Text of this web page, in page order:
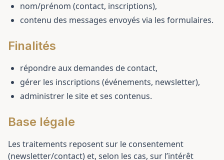
nom/prénom (contact, inscriptions),
contenu des messages envoyés via les formulaires.
Finalités
répondre aux demandes de contact,
gérer les inscriptions (événements, newsletter),
administrer le site et ses contenus.
Base légale
Les traitements reposent sur le consentement
(newsletter/contact) et, selon les cas, sur l’intérêt